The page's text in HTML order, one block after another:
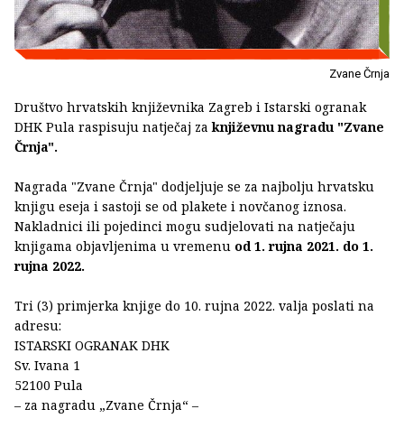
Zvane Črnja
Društvo hrvatskih književnika Zagreb i Istarski ogranak
DHK Pula raspisuju natječaj zaknjiževnu nagradu "Zvane
Črnja".
Nagrada "Zvane Črnja" dodjeljuje se za najbolju hrvatsku
knjigu eseja i sastoji se od plakete i novčanog iznosa.
Nakladnici ili pojedinci mogu sudjelovati na natječaju
knjigama objavljenima u vremenu od 1. rujna 2021. do 1.
rujna 2022.
Tri (3) primjerka knjige do 10. rujna 2022. valja poslati na
adresu:
ISTARSKI OGRANAK DHK
Sv. Ivana 1
52100 Pula
– za nagradu „Zvane Črnja“ –